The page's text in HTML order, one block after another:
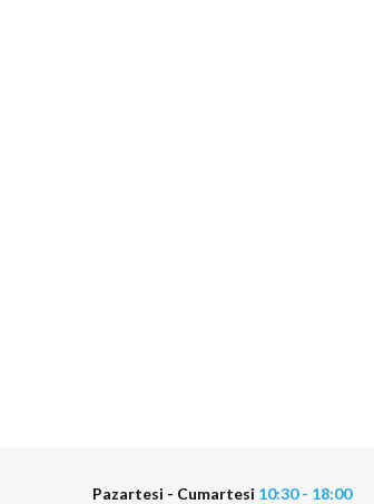
Pazartesi - Cumartesi 10:30 - 18:00